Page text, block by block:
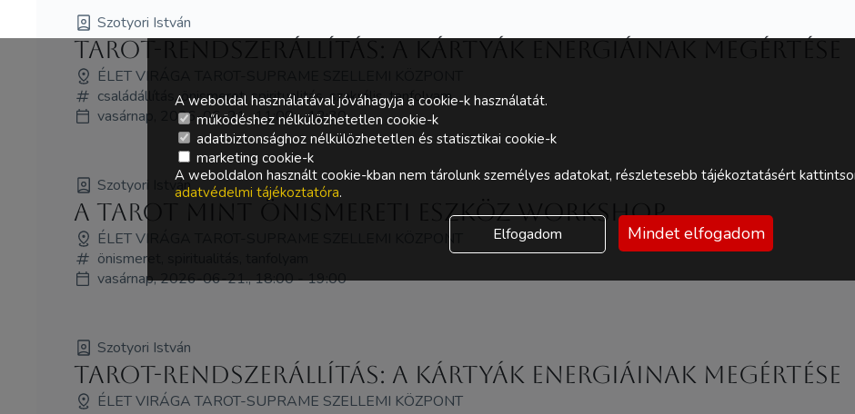
Szotyori István
Tarot-Rendszerállítás: A kártyák energiáinak megértése
ÉLET VIRÁGA TAROT-SUPRAME SZELLEMI KÖZPONT
családállítás, önismeret, spiritualitás, szakrális, tanfolyam
vasárnap, 2026-06-21., 11:00 - 12:30
Szotyori István
A Tarot mint önismereti eszköz Workshop
ÉLET VIRÁGA TAROT-SUPRAME SZELLEMI KÖZPONT
önismeret, spiritualitás, tanfolyam
vasárnap, 2026-06-21., 18:00 - 19:00
Szotyori István
Tarot-Rendszerállítás: A kártyák energiáinak megértése
ÉLET VIRÁGA TAROT-SUPRAME SZELLEMI KÖZPONT
A weboldal használatával jóváhagyja a cookie-k használatát.
működéshez nélkülözhetetlen cookie-k
adatbiztonsághoz nélkülözhetetlen és statisztikai cookie-k
marketing cookie-k
A weboldalon használt cookie-kban nem tárolunk személyes adatokat, részletesebb tájékoztatásért
adatvédelmi tájékoztatóra.
Elfogadom Mindet elfogadom